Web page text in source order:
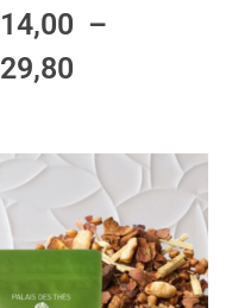
14,00 –
29,80